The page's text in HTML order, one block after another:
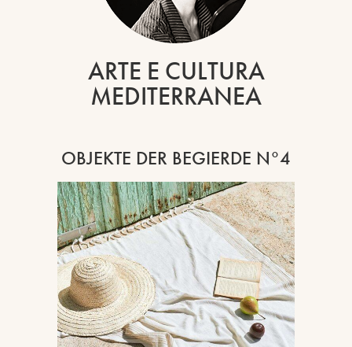
ARTE E CULTURA
MEDITERRANEA
OBJEKTE DER BEGIERDE N°4